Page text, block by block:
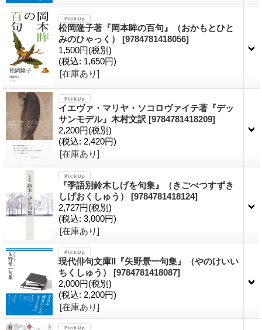
松岡隆子著『岡本眸の百句』（おかもとひと
みのひゃっく） [9784781418056]
1,500円(税別)
(税込: 1,650円)
[在庫あり]
イエヴァ・マリヤ・ソコロヴァイテ著『デッ
サンモデル』木村文訳 [9784781418209]
2,200円(税別)
(税込: 2,420円)
[在庫あり]
『季語別鈴木しげを句集』（きごべつすずき
しげおくしゅう） [9784781418124]
2,727円(税別)
(税込: 3,000円)
[在庫あり]
現代俳句文庫II『矢野景一句集』（やのけいい
ちくしゅう） [9784781418087]
2,000円(税別)
(税込: 2,200円)
[在庫あり]